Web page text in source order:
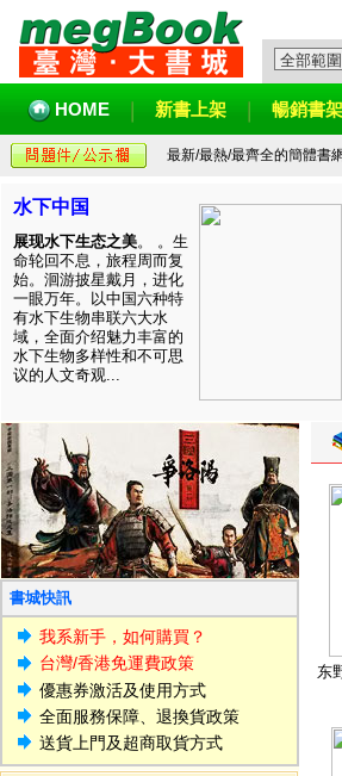
HOME 新書上架 暢銷書架
最新/最熱/最齊全的簡體書
水下中国
展现水下生态之美。 。生
命轮回不息，旅程周而复
始。洄游披星戴月，进化
一眼万年。以中国六种特
有水下生物串联六大水
域，全面介绍魅力丰富的
水下生物多样性和不可思
议的人文奇观...
書城快訊
我系新手，如何購買？
台灣/香港免運費政策
優惠券激活及使用方式
全面服務保障、退換貨政策
送貨上門及超商取貨方式
东